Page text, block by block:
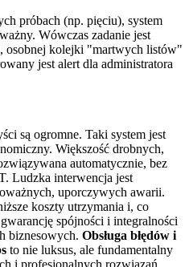
próbach (np. pięciu), system
Wówczas zadanie jest
osobnej kolejki "martwych listów"
jest alert dla administratora
są ogromne. Taki system jest
Większość drobnych,
automatycznie, bez
Ludzka interwencja jest
uporczywych awarii.
koszty utrzymania i, co
spójności i integralności
biznesowych. Obsługa błędów i
to nie luksus, ale fundamentalny